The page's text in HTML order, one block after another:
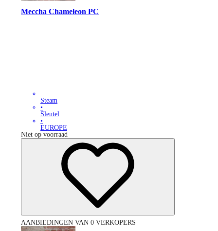
Meccha Chameleon PC
Steam
•
Sleutel
•
EUROPE
Niet op voorraad
AANBIEDINGEN VAN 0 VERKOPERS